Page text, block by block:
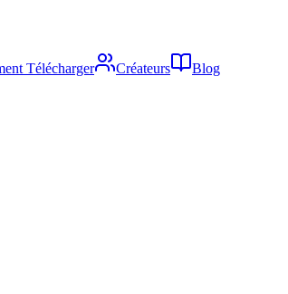
Télécharger Créateurs Blog